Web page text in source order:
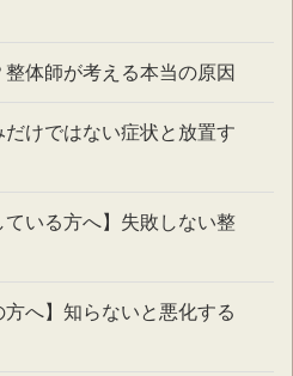
体師が考える本当の原因
けではない症状と放置す
ている方へ】失敗しない整
方へ】知らないと悪化する